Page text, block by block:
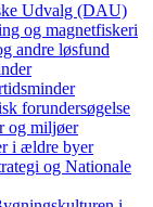
Udvalg (DAU)
og magnetfiskeri
andre løsfund
forundersøgelse
og miljøer
i ældre byer
og Nationale